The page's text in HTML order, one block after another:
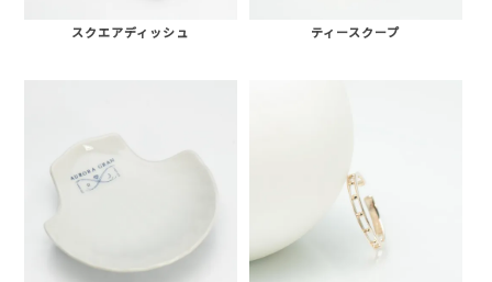
スクエアディッシュ ティースクープ